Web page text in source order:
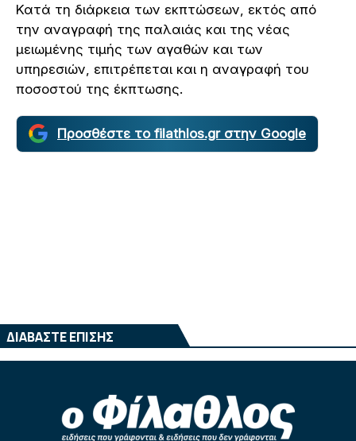
Κατά τη διάρκεια των εκπτώσεων, εκτός από
την αναγραφή της παλαιάς και της νέας
μειωμένης τιμής των αγαθών και των
υπηρεσιών, επιτρέπεται και η αναγραφή του
ποσοστού της έκπτωσης.
Προσθέστε το filathlos.gr στην Google
ΔΙΑΒΑΣΤΕ ΕΠΙΣΗΣ